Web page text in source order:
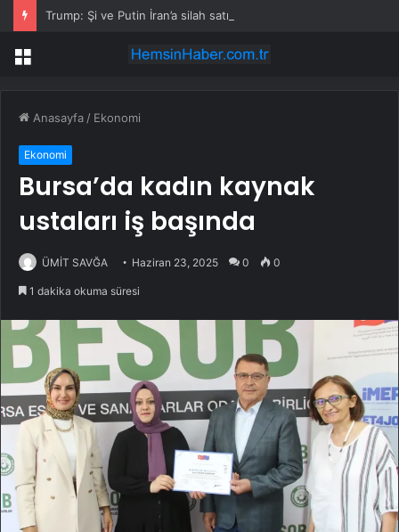
Trump: Şi ve Putin İran’a silah satmayacaklarını söyledi
Menü
Anasayfa / Ekonomi
Ekonomi
Bursa’da kadın kaynak
ustaları iş başında
ÜMİT SAVĞA Haziran 23, 2025 0 0
1 dakika okuma süresi